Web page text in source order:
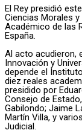
El Rey presidió
Ciencias Morales
Académico de las
España.
Al acto acudieron,
Innovación y
depende el
diez reales
presidido por
Consejo de
Gabilondo; Jaime
Martín Villa, y
Judicial.